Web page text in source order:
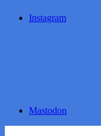
Instagram
Mastodon